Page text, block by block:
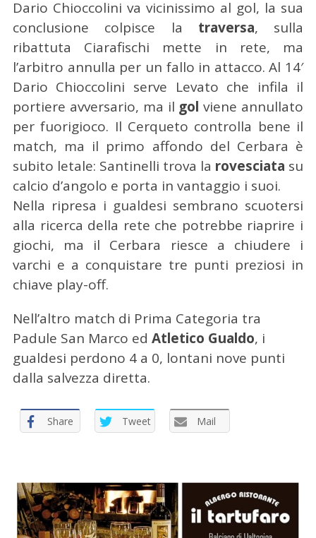
Dario Chioccolini va vicinissimo al gol, la sua
conclusione colpisce la traversa, sulla
ribattuta Ciarafischi mette in rete, ma
l’arbitro annulla per un fallo in attacco. Al 14′
Dario Chioccolini serve Levato che infila il
portiere avversario, ma il gol viene annullato
per fuorigioco. Il Cerqueto controlla bene il
match, ma il primo affondo del Cerbara è
subito letale: Santinelli trova la rovesciata su
calcio d’angolo e porta in vantaggio i suoi.
Nella ripresa i gualdesi sembrano scuotersi
alla ricerca della rete che potrebbe riaprire i
giochi, ma il Cerbara riesce a chiudere i
varchi e a conquistare tre punti preziosi in
chiave play-off.
Nell’altro match di Prima Categoria tra
Padule San Marco ed Atletico Gualdo, i
gualdesi perdono 4 a 0, lontani nove punti
dalla salvezza diretta.
Share Tweet Mail